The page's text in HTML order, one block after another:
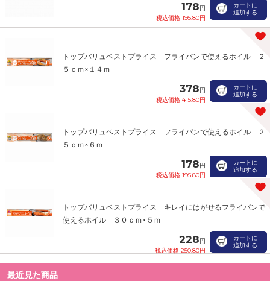
178円
税込価格 195.80円
カートに
追加する
トップバリュベストプライス フライパンで使えるホイル ２
５ｃｍ×１４ｍ
378円
税込価格 415.80円
カートに
追加する
トップバリュベストプライス フライパンで使えるホイル ２
５ｃｍ×６ｍ
178円
税込価格 195.80円
カートに
追加する
トップバリュベストプライス キレイにはがせるフライパンで
使えるホイル ３０ｃｍ×５ｍ
228円
税込価格 250.80円
カートに
追加する
最近見た商品